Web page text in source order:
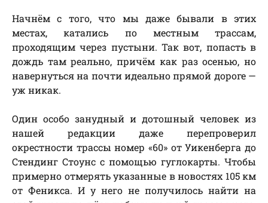
Начнём с того, что мы даже бывали в этих
местах, катались по местным трассам,
проходящим через пустыни. Так вот, попасть в
дождь там реально, причём как раз осенью, но
навернуться на почти идеально прямой дороге —
уж никак.
Один особо занудный и дотошный человек из
нашей редакции даже перепроверил
окрестности трассы номер «60» от Уикенберга до
Стендинг Стоунс с помощью гуглокарты. Чтобы
примерно отмерять указанные в новостях 105 км
от Феникса. И у него не получилось найти на